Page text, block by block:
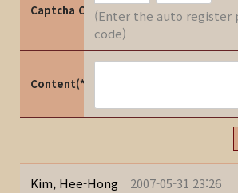
Captcha Code(Enter the auto register
code)
Content(*)
Kim, Hee-Hong
2007-05-31 23:26